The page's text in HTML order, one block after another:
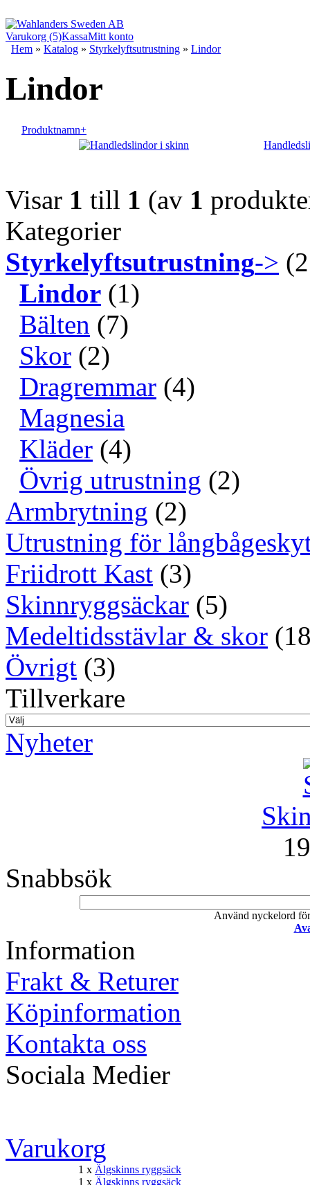
Varukorg (5)KassaMitt konto
Hem » Katalog » Styrkelyftsutrustning » Lindor
Lindor
Produktnamn+
Visar 1 till 1 (av 1
Kategorier
Styrkelyftsutrustning->
Lindor (1)
Bälten (7)
Skor (2)
Dragremmar (4)
Magnesia
Kläder (4)
Övrig utrustning (2)
Armbrytning (2)
Utrustning för
Friidrott Kast (3)
Skinnryggsäckar (5)
Medeltidsstävlar & skor
Övrigt (3)
Tillverkare
Nyheter
Snabbsök
Använd nyckelord
Information
Frakt & Returer
Köpinformation
Kontakta oss
Sociala Medier
Varukorg
1 x Älgskinns ryggsäck
1 x Älgskinns ryggsäck